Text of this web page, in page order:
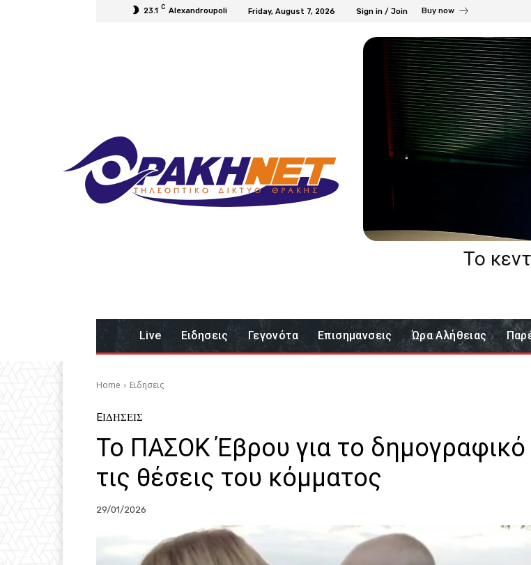
23.1 C Alexandroupoli Friday, August 7, 2026 Sign in / Join Buy now
Το
Live Eιδησεις Γεγονότα Επισημανσεις Ώρα Αλήθειας
Home Eιδησεις
EΙΔΗΣΕΙΣ
Το ΠΑΣΟΚ Έβρου για το δημογραφικό
τις θέσεις του κόμματος
29/01/2026